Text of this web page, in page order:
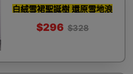
白絨雪裙聖誕樹 還原雪地浪
$296 $328